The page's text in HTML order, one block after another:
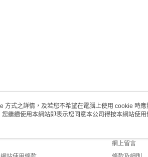
客戶服務
網上留言
方式之詳情，及若您不希望在電腦上使用 cookie 時
您繼續使用本網站即表示您同意本公司得按本網站使